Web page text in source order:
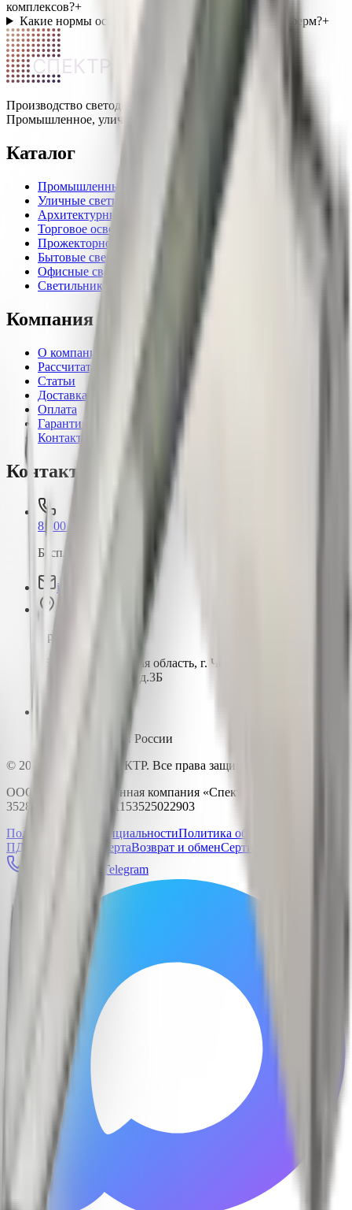
комплексов?+
Какие нормы освещения действуют для теплиц и ферм?+
СПЕКТР
Производство светодиодных светильников в России.
Промышленное, уличное и офисное освещение.
Каталог
Промышленные светильники
Уличные светильники
Архитектурные светильники
Торговое освещение
Прожекторное освещение
Бытовые светильники
Офисные светильники
Светильники для ферм и растений
Компания
О компании
Рассчитать проект
Статьи
Доставка
Оплата
Гарантия
Контакты
Контакты
8 800 550-80-35
Бесплатно по России
info@pk-spectr.ru
Производство
162603, Вологодская область, г. Череповец
ул. Краснодонцев, д.3Б
Доставка по всей России
© 2015-2026 ПК-СПЕКТР. Все права защищены.
ООО «Производственная компания «Спектр» | ИНН
3528233344 | ОГРН 1153525022903
Политика конфиденциальностиПолитика обработки
ПДн
Публичная офертаВозврат и обменСертификаты
Telegram